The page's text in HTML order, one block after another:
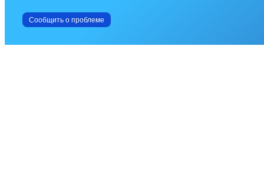
Сообщить о проблеме